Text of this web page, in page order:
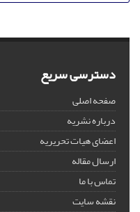
دسترسی سریع
صفحه اصلی
درباره نشریه
اعضای هیات تحریریه
ارسال مقاله
تماس با ما
نقشه سایت